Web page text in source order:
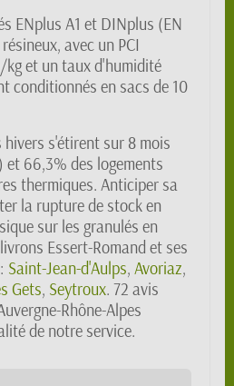
ENplus A1 et DINplus (EN
avec un PCI
kg et un taux d'humidité
conditionnés en sacs de 10
hivers s'étirent sur 8 mois
et 66,3% des logements
thermiques. Anticiper sa
la rupture de stock en
sur les granulés en
Essert-Romand et ses
Saint-Jean-d'Aulps, Avoriaz,
Gets, Seytroux. 72 avis
Rhône-Alpes
de notre service.